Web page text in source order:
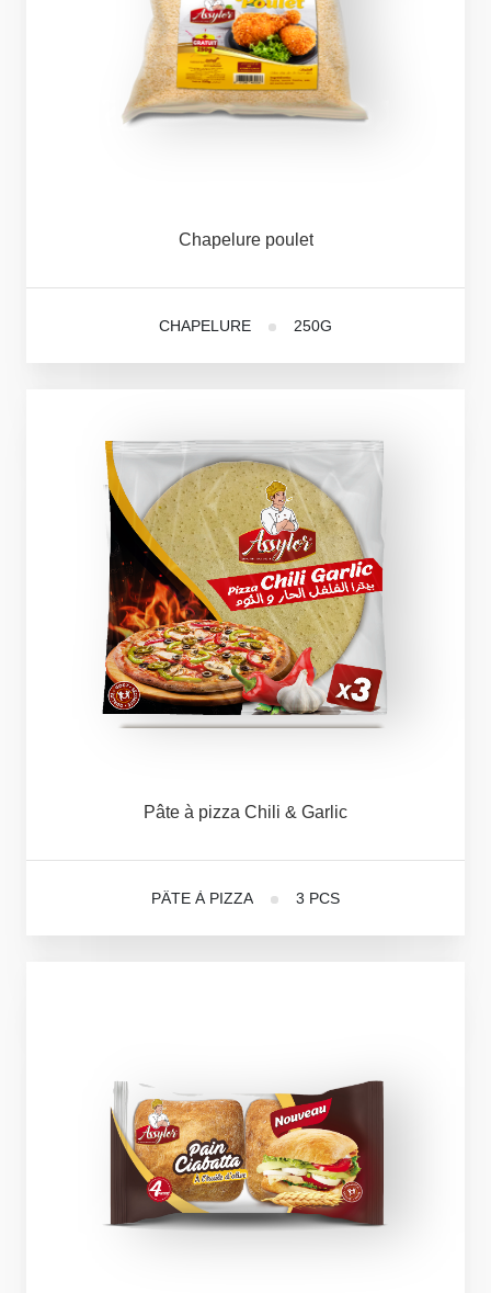
Chapelure poulet
CHAPELURE 250G
Pâte à pizza Chili & Garlic
PÂTE À PIZZA 3 PCS